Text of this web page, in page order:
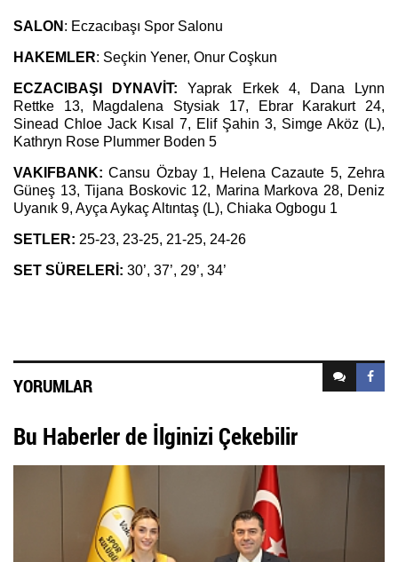
SALON : Eczacıbaşı Spor Salonu
HAKEMLER: Seçkin Yener, Onur Coşkun
ECZACIBAŞI DYNAVİT:Yaprak Erkek 4, Dana Lynn
Rettke 13, Magdalena Stysiak 17, Ebrar Karakurt 24,
Sinead Chloe Jack Kısal 7, Elif Şahin 3, Simge Aköz (L),
Kathryn Rose Plummer Boden 5
VAKIFBANK:Cansu Özbay 1, Helena Cazaute 5, Zehra
Güneş 13, Tijana Boskovic 12, Marina Markova 28, Deniz
Uyanık 9, Ayça Aykaç Altıntaş (L), Chiaka Ogbogu 1
SETLER: 25-23, 23-25, 21-25, 24-26
SET SÜRELERİ: 30’, 37’, 29’, 34’
YORUMLAR
Bu Haberler de İlginizi Çekebilir